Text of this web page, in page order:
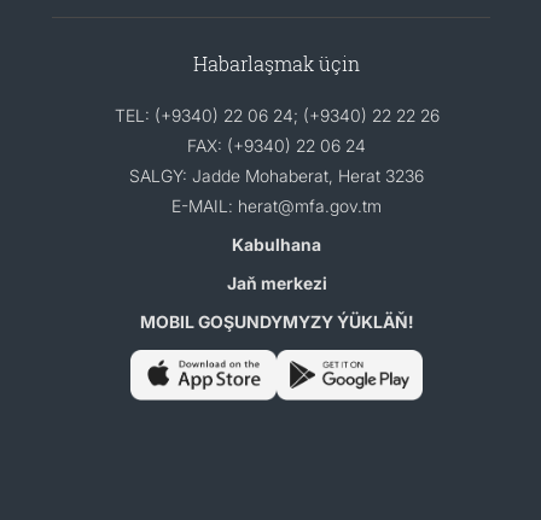
Habarlaşmak üçin
TEL: (+9340) 22 06 24; (+9340) 22 22 26
FAX: (+9340) 22 06 24
SALGY: Jadde Mohaberat, Herat 3236
E-MAIL: herat@mfa.gov.tm
Kabulhana
Jaň merkezi
MOBIL GOŞUNDYMYZY ÝÜKLÄŇ!